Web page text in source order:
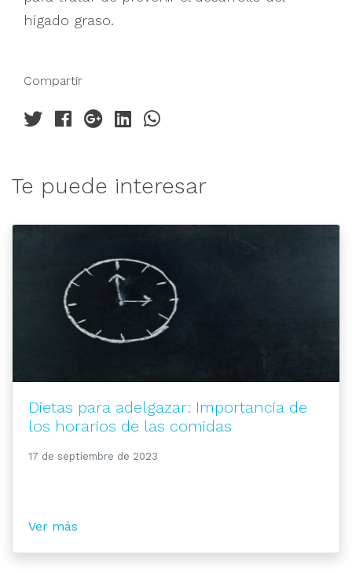
hígado graso.
Compartir
Te puede interesar
Dietas para adelgazar: Importancia de
los horarios de las comidas
17 de septiembre de 2023
Ver más